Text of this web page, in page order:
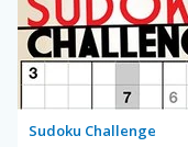
Sudoku Challenge